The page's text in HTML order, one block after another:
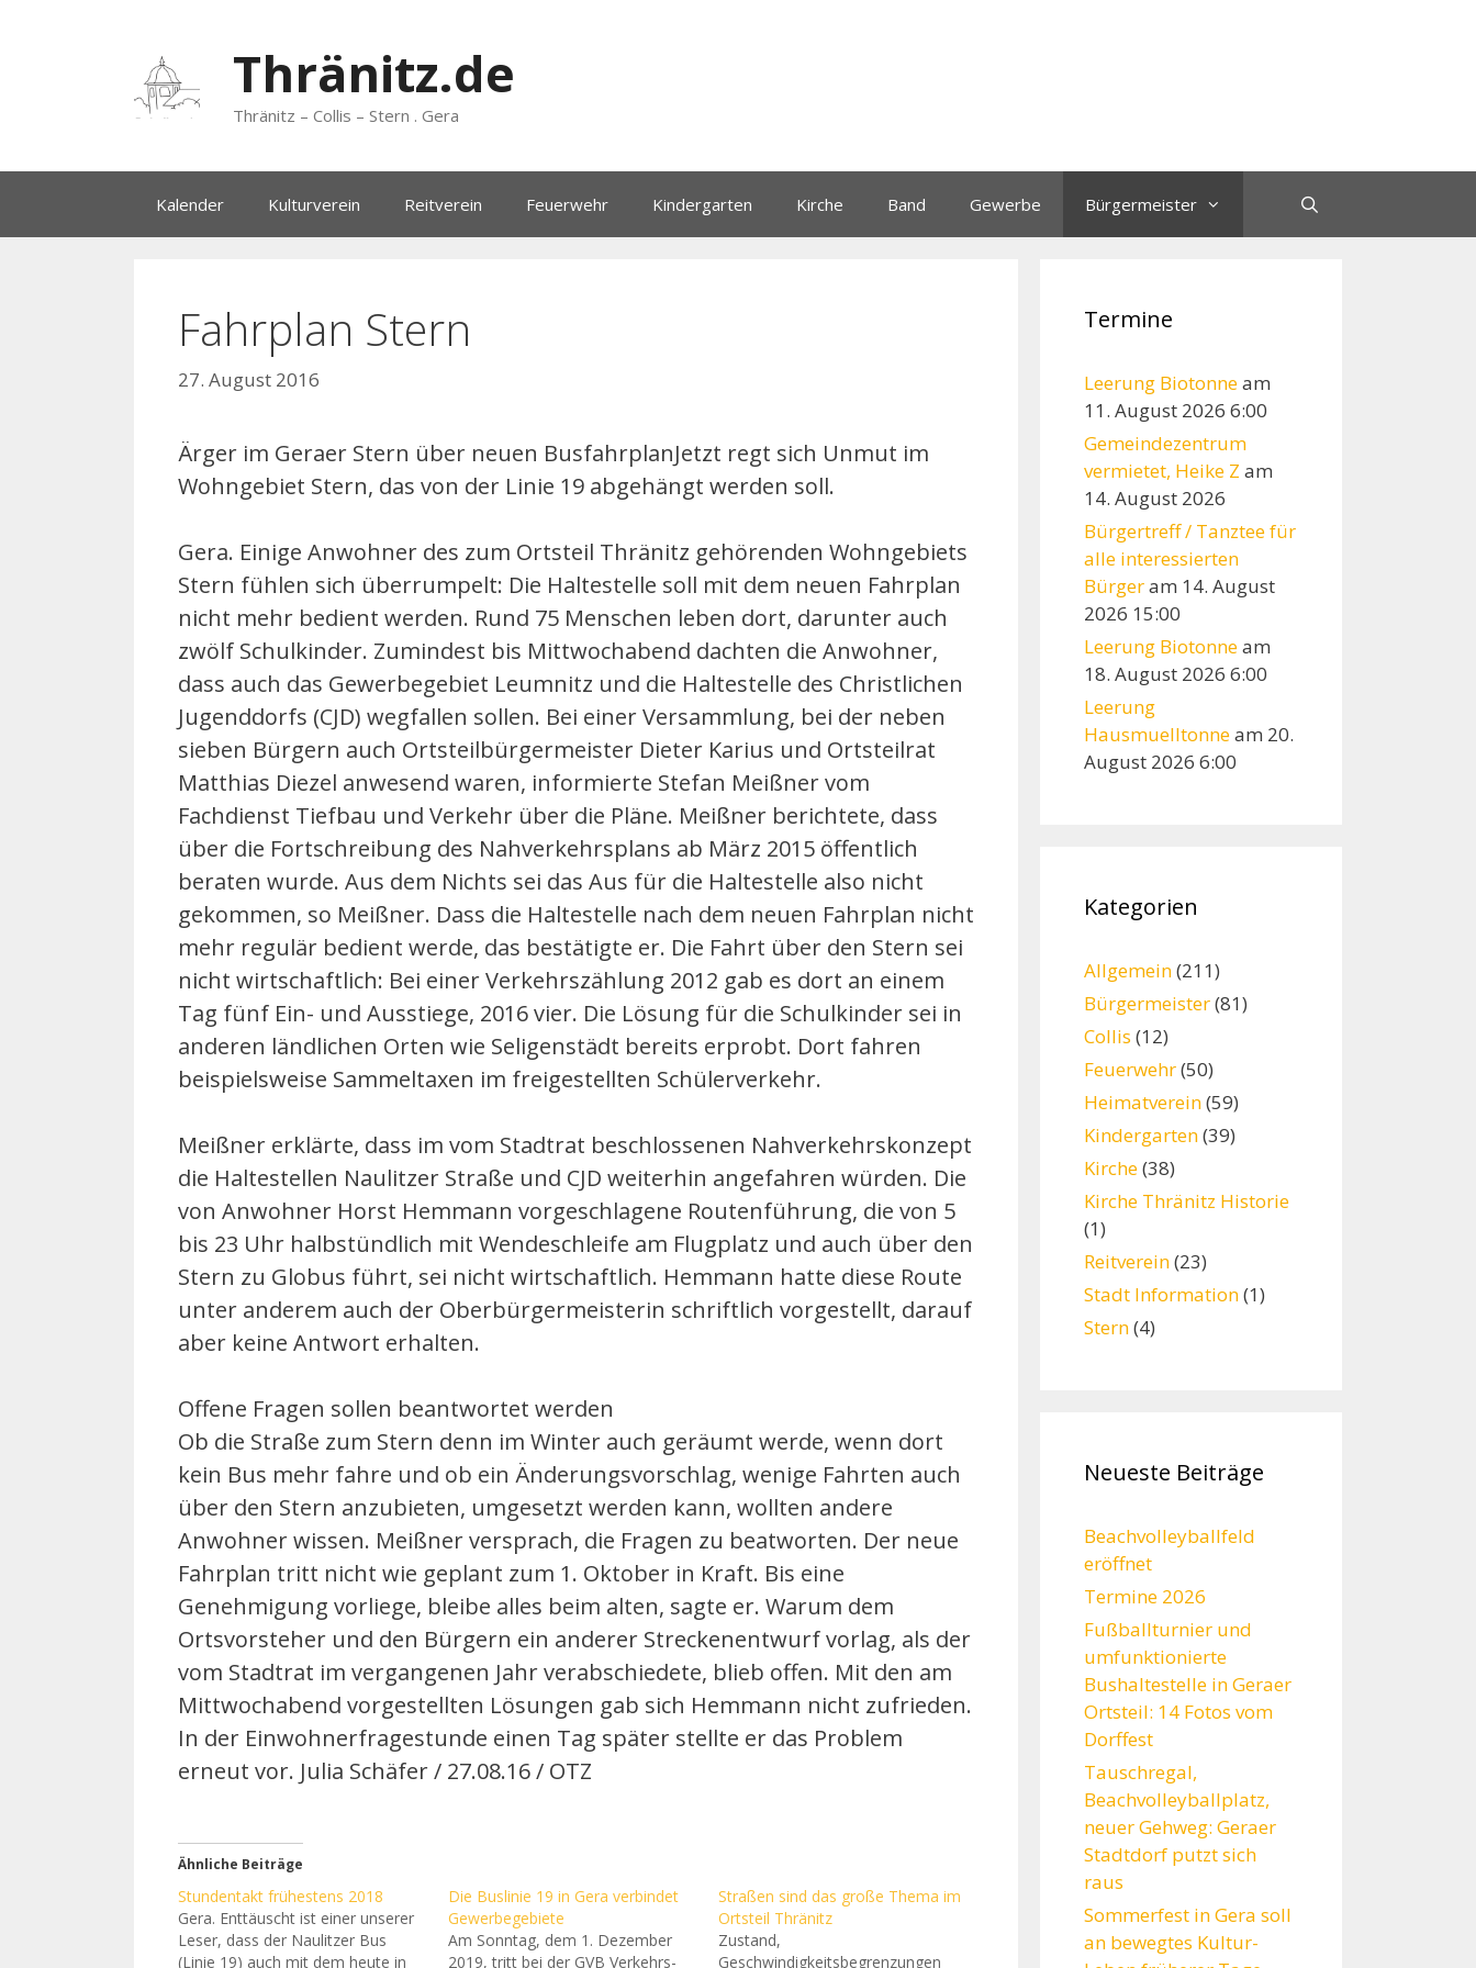
Thränitz.de
Thränitz – Collis – Stern . Gera
Kalender Kulturverein Reitverein Feuerwehr Kindergarten Kirche Band Gewerbe Bürgermeister
Fahrplan Stern
27. August 2016
Ärger im Geraer Stern über neuen BusfahrplanJetzt regt sich Unmut im
Wohngebiet Stern, das von der Linie 19 abgehängt werden soll.
Gera. Einige Anwohner des zum Ortsteil Thränitz gehörenden Wohngebiets
Stern fühlen sich überrumpelt: Die Haltestelle soll mit dem neuen Fahrplan
nicht mehr bedient werden. Rund 75 Menschen leben dort, darunter auch
zwölf Schulkinder. Zumindest bis Mittwochabend dachten die Anwohner,
dass auch das Gewerbegebiet Leumnitz und die Haltestelle des Christlichen
Jugenddorfs (CJD) wegfallen sollen. Bei einer Versammlung, bei der neben
sieben Bürgern auch Ortsteilbürgermeister Dieter Karius und Ortsteilrat
Matthias Diezel anwesend waren, informierte Stefan Meißner vom
Fachdienst Tiefbau und Verkehr über die Pläne. Meißner berichtete, dass
über die Fortschreibung des Nahverkehrsplans ab März 2015 öffentlich
beraten wurde. Aus dem Nichts sei das Aus für die Haltestelle also nicht
gekommen, so Meißner. Dass die Haltestelle nach dem neuen Fahrplan nicht
mehr regulär bedient werde, das bestätigte er. Die Fahrt über den Stern sei
nicht wirtschaftlich: Bei einer Verkehrszählung 2012 gab es dort an einem
Tag fünf Ein- und Ausstiege, 2016 vier. Die Lösung für die Schulkinder sei in
anderen ländlichen Orten wie Seligenstädt bereits erprobt. Dort fahren
beispielsweise Sammeltaxen im freigestellten Schülerverkehr.
Meißner erklärte, dass im vom Stadtrat beschlossenen Nahverkehrskonzept
die Haltestellen Naulitzer Straße und CJD weiterhin angefahren würden. Die
von Anwohner Horst Hemmann vorgeschlagene Routenführung, die von 5
bis 23 Uhr halbstündlich mit Wendeschleife am Flugplatz und auch über den
Stern zu Globus führt, sei nicht wirtschaftlich. Hemmann hatte diese Route
unter anderem auch der Oberbürgermeisterin schriftlich vorgestellt, darauf
aber keine Antwort erhalten.
Offene Fragen sollen beantwortet werden
Ob die Straße zum Stern denn im Winter auch geräumt werde, wenn dort
kein Bus mehr fahre und ob ein Änderungsvorschlag, wenige Fahrten auch
über den Stern anzubieten, umgesetzt werden kann, wollten andere
Anwohner wissen. Meißner versprach, die Fragen zu beatworten. Der neue
Fahrplan tritt nicht wie geplant zum 1. Oktober in Kraft. Bis eine
Genehmigung vorliege, bleibe alles beim alten, sagte er. Warum dem
Ortsvorsteher und den Bürgern ein anderer Streckenentwurf vorlag, als der
vom Stadtrat im vergangenen Jahr verabschiedete, blieb offen. Mit den am
Mittwochabend vorgestellten ­Lösungen gab sich Hemmann nicht zufrieden.
In der Einwohnerfragestunde einen Tag später stellte er das Problem
erneut vor. Julia Schäfer / 27.08.16 / OTZ
Ähnliche Beiträge
Stundentakt frühestens 2018
Gera. Enttäuscht ist einer unserer
Leser, dass der Naulitzer Bus
(Linie 19) auch mit dem heute in
Die Buslinie 19 in Gera verbindet
Gewerbegebiete
Am Sonntag, dem 1. Dezember
2019, tritt bei der GVB Verkehrs-
Straßen sind das große Thema im
Ortsteil Thränitz
Zustand,
Geschwindigkeitsbegrenzungen
Termine
Leerung Biotonneam
11. August 2026 6:00
Gemeindezentrum
vermietet, Heike Z am
14. August 2026
Bürgertreff / Tanztee für
alle interessierten
Bürgeram 14. August
2026 15:00
Leerung Biotonneam
18. August 2026 6:00
Leerung
Hausmuelltonneam 20.
August 2026 6:00
Kategorien
Allgemein(211)
Bürgermeister(81)
Collis (12)
Feuerwehr(50)
Heimatverein(59)
Kindergarten(39)
Kirche(38)
Kirche Thränitz Historie
(1)
Reitverein(23)
Stadt Information(1)
Stern(4)
Neueste Beiträge
Beachvolleyballfeld
eröffnet
Termine 2026
Fußballturnier und
umfunktionierte
Bushaltestelle in Geraer
Ortsteil: 14 Fotos vom
Dorffest
Tauschregal,
Beachvolleyballplatz,
neuer Gehweg: Geraer
Stadtdorf putzt sich
raus
Sommerfest in Gera soll
an bewegtes Kultur-